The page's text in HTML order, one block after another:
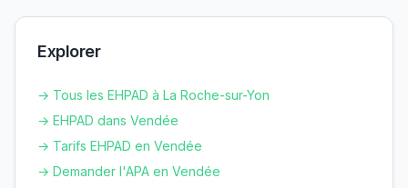
Explorer
→ Tous les EHPAD à La Roche-sur-Yon
→ EHPAD dans Vendée
→ Tarifs EHPAD en Vendée
→ Demander l'APA en Vendée